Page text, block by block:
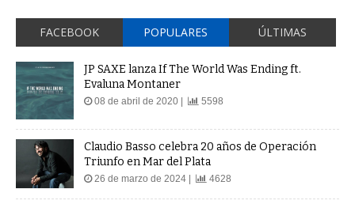
FACEBOOK POPULARES ÚLTIMAS
JP SAXE lanza If The World Was Ending ft.
Evaluna Montaner
08 de abril de 2020 | 5598
Claudio Basso celebra 20 años de Operación
Triunfo en Mar del Plata
26 de marzo de 2024 | 4628